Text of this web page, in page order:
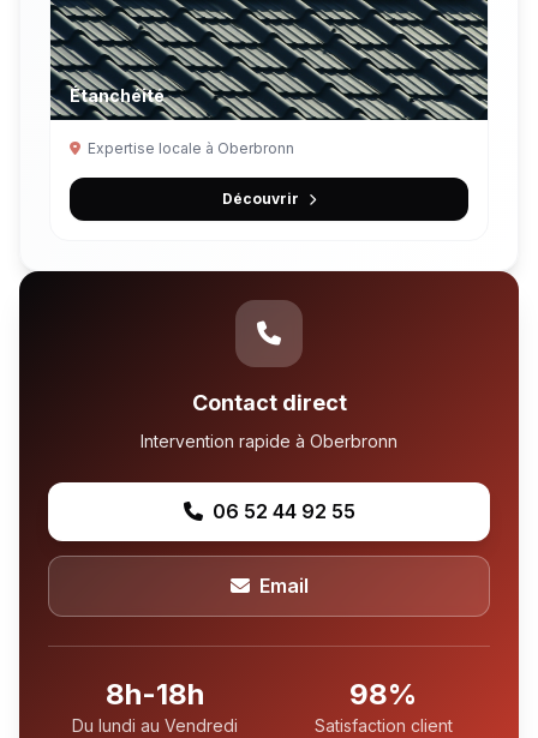
Étanchéité
Expertise locale à Oberbronn
Découvrir
Contact direct
Intervention rapide à Oberbronn
06 52 44 92 55
Email
8h-18h
Du lundi au Vendredi
98%
Satisfaction client